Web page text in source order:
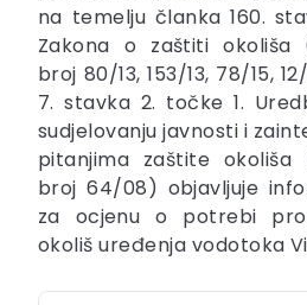
na temelju članka 160.
Zakona o zaštiti okoliša
broj 80/13, 153/13, 78/15,
7. stavka 2. točke 1.
sudjelovanju javnosti i
pitanjima zaštite okoliša
broj 64/08) objavljuje
za ocjenu o potrebi
okoliš uređenja vodotoka